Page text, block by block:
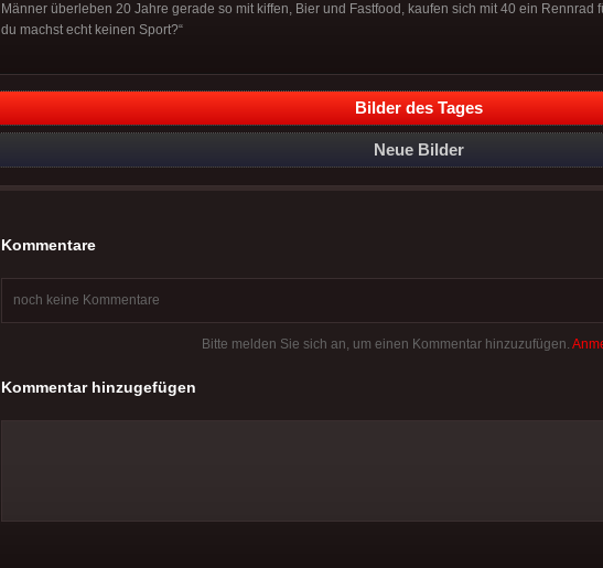
Männer überleben 20 Jahre gerade so mit kiffen, Bier und Fastfood, kaufen sich mit 40 ein Rennrad
du machst echt keinen Sport?“
Bilder des Tages
Neue Bilder
Kommentare
noch keine Kommentare
Bitte melden Sie sich an, um einen Kommentar hinzuzufügen.
Kommentar hinzugefügen